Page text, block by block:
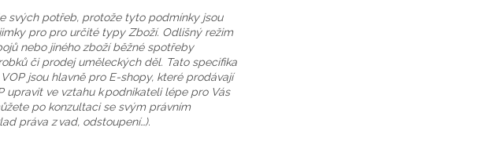
svých potřeb, protože tyto podmínky jsou
pro pro určité typy Zboží. Odlišný režim
nebo jiného zboží běžné spotřeby
či prodej uměleckých děl. Tato specifika
jsou hlavně pro E-shopy, které prodávají
upravit ve vztahu k podnikateli lépe pro Vás
po konzultaci se svým právním
práva z vad, odstoupení…).